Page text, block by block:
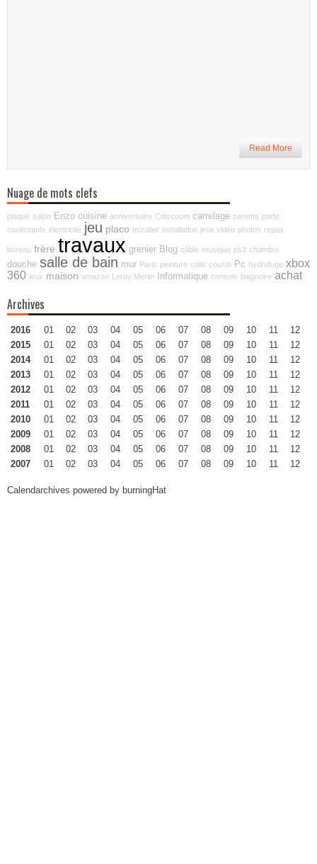
Read More
Nuage de mots clefs
plaque salon Enzo cuisine anniversaire Cdiscount carrelage parents porte
coulissante électricité jeu placo escalier installation jeux vidéo photos repas
bureau frère travaux grenier Blog câble musique ps3 chambre
douche salle de bain mur Paris peinture colis cousin Pc hydrofuge xbox
360 jeux maison amazon Leroy Merlin Informatique console baignoire achat
Archives
2016 01 02 03 04 05 06 07 08 09 10 11
12
2015
01 02 03 04 05 06 07 08 09 10 11
12
2014
01 02 03 04 05 06 07 08 09 10 11
12
2013
01 02 03 04 05 06 07 08 09 10 11
12
2012
01 02 03 04 05 06 07 08 09 10 11
12
2011
01 02 03 04 05 06 07 08 09 10 11
12
2010
01 02 03 04 05 06 07 08 09 10 11
12
2009
01 02 03 04 05 06 07 08 09 10 11
12
2008
01 02 03 04 05 06 07 08 09 10 11
12
2007
01 02 03 04 05 06 07 08 09 10 11 12
Calendarchives powered by burningHat